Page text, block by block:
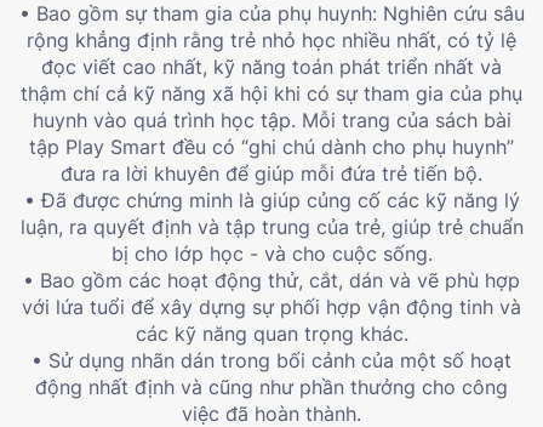
• Bao gồm sự tham gia của phụ huynh: Nghiên cứu sâu
rộng khẳng định rằng trẻ nhỏ học nhiều nhất, có tỷ lệ
đọc viết cao nhất, kỹ năng toán phát triển nhất và
thậm chí cả kỹ năng xã hội khi có sự tham gia của phụ
huynh vào quá trình học tập. Mỗi trang của sách bài
tập Play Smart đều có “ghi chú dành cho phụ huynh”
đưa ra lời khuyên để giúp mỗi đứa trẻ tiến bộ.
• Đã được chứng minh là giúp củng cố các kỹ năng lý
luận, ra quyết định và tập trung của trẻ, giúp trẻ chuẩn
bị cho lớp học - và cho cuộc sống.
• Bao gồm các hoạt động thử, cắt, dán và vẽ phù hợp
với lứa tuổi để xây dựng sự phối hợp vận động tinh và
các kỹ năng quan trọng khác.
• Sử dụng nhãn dán trong bối cảnh của một số hoạt
động nhất định và cũng như phần thưởng cho công
việc đã hoàn thành.